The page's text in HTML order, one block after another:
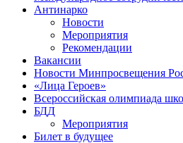
Антинарко
Новости
Мероприятия
Рекомендации
Вакансии
Новости Минпросвещения
«Лица Героев»
Всероссийская олимпиада
БДД
Мероприятия
Билет в будущее